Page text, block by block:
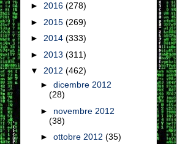
► 2016 (278)
► 2015 (269)
► 2014 (333)
► 2013 (311)
▼ 2012 (462)
►dicembre 2012
(28)
► novembre 2012
(38)
►ottobre 2012(35)